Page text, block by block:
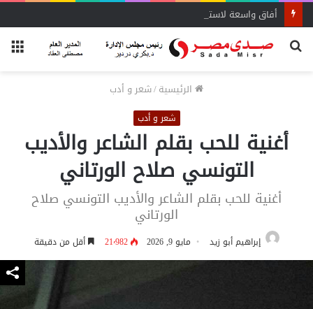
بحث
الرئيسية/شعر و أدب
شعر و أدب
أغنية للحب بقلم الشاعر والأديب
التونسي صلاح الورتاني
أغنية للحب بقلم الشاعر والأديب التونسي صلاح
الورتاني
إبراهيم أبو زيد مايو 9, 2026 21٬982 أقل من دقيقة